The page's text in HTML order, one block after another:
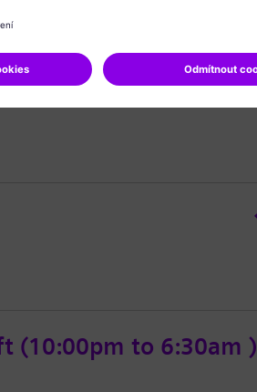
(10:00pm to 6:30am )